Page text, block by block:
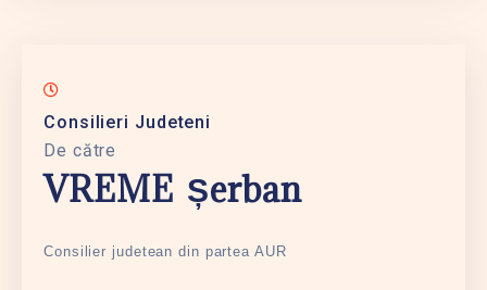
Consilieri Judeteni
De către
VREME Șerban
Consilier judetean din partea AUR